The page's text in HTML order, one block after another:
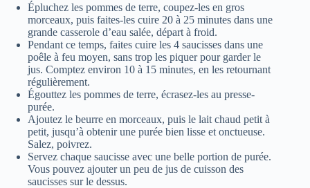
Épluchez les pommes de terre, coupez-les en gros
morceaux, puis faites-les cuire 20 à 25 minutes dans une
grande casserole d’eau salée, départ à froid.
Pendant ce temps, faites cuire les 4 saucisses dans une
poêle à feu moyen, sans trop les piquer pour garder le
jus. Comptez environ 10 à 15 minutes, en les retournant
régulièrement.
Égouttez les pommes de terre, écrasez-les au presse-
purée.
Ajoutez le beurre en morceaux, puis le lait chaud petit à
petit, jusqu’à obtenir une purée bien lisse et onctueuse.
Salez, poivrez.
Servez chaque saucisse avec une belle portion de purée.
Vous pouvez ajouter un peu de jus de cuisson des
saucisses sur le dessus.